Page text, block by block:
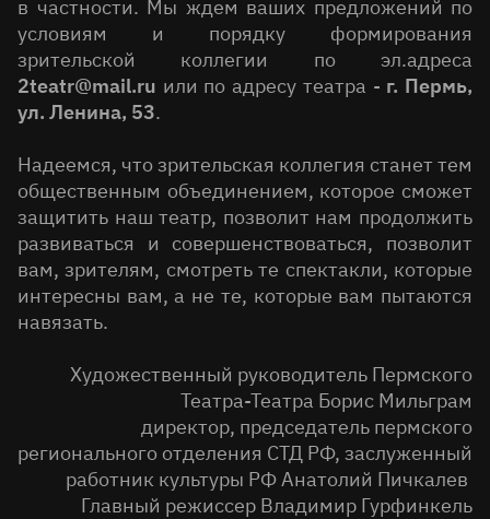
в частности. Мы ждем ваших предложений по
условиям и порядку формирования
зрительской коллегии по эл.адреса
2teatr@mail.ru или по адресу театра - г. Пермь,
ул. Ленина, 53.
Надеемся, что зрительская коллегия станет тем
общественным объединением, которое сможет
защитить наш театр, позволит нам продолжить
развиваться и совершенствоваться, позволит
вам, зрителям, смотреть те спектакли, которые
интересны вам, а не те, которые вам пытаются
навязать.
Художественный руководитель Пермского
Театра-Театра Борис Мильграм
директор, председатель пермского
регионального отделения СТД РФ, заслуженный
работник культуры РФ Анатолий Пичкалев
Главный режиссер Владимир Гурфинкель